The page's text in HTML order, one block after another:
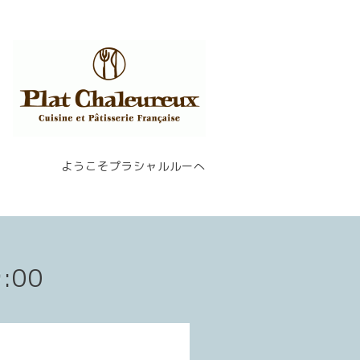
ようこそプラシャルルーへ